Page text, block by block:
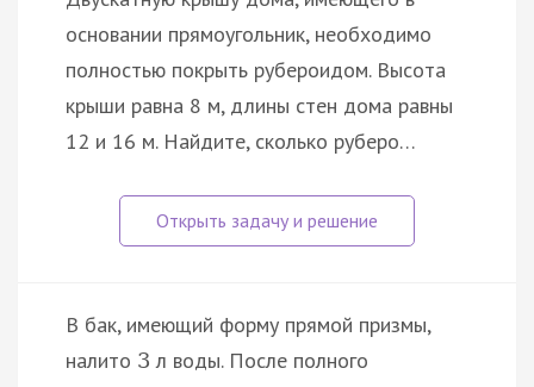
основании прямоугольник, необходимо
полностью покрыть рубероидом. Высота
крыши равна 8 м, длины стен дома равны
12 и 16 м. Найдите, сколько руберо…
В бак, имеющий форму прямой призмы,
налито 3 л воды. После полного